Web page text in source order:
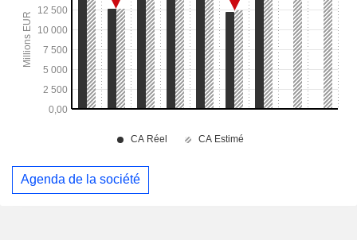
Agenda de la société